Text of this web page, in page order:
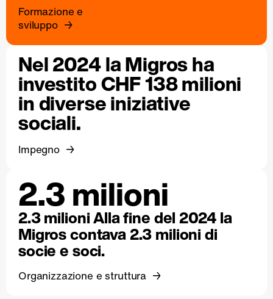
Formazione e
sviluppo
Nel 2024 la Migros ha
investito CHF 138 milioni
in diverse iniziative
sociali.
Impegno
2.3 milioni
2.3 milioni Alla fine del 2024 la
Migros contava 2.3 milioni di
socie e soci.
Organizzazione e struttura